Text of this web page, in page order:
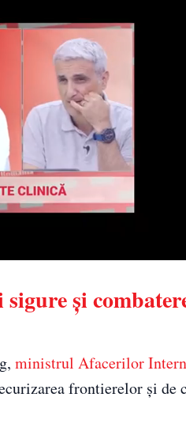
și
ministrul Afacerilor
frontierelor și de